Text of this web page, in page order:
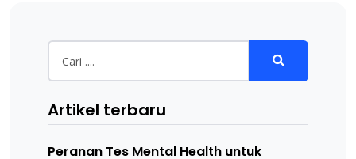
Artikel terbaru
Peranan Tes Mental Health untuk